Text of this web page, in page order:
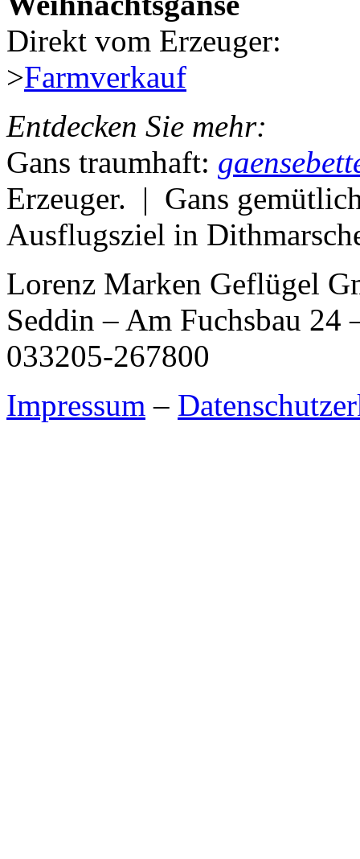
Direkt vom Erzeuger:
>Farmverkauf
Entdecken Sie mehr:
Gans traumhaft:
Erzeuger. | Gans
Ausflugsziel in
Lorenz Marken Geflügel
Seddin – Am Fuchsbau 24
033205-267800
Impressum –